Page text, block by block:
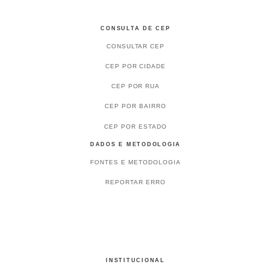
CONSULTA DE CEP
CONSULTAR CEP
CEP POR CIDADE
CEP POR RUA
CEP POR BAIRRO
CEP POR ESTADO
DADOS E METODOLOGIA
FONTES E METODOLOGIA
REPORTAR ERRO
INSTITUCIONAL